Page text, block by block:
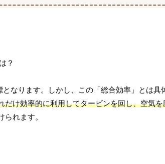
なります。しかし、この「総合効率」とは具
け効率的に利用してタービンを回し、空気
れます。